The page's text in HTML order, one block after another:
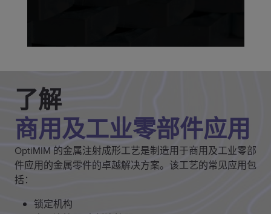
了解
商用及工业零部件应用
OptiMIM 的金属注射成形工艺是制造用于商用及工业零部
件应用的金属零件的卓越解决方案。该工艺的常见应用包
括：
锁定机构